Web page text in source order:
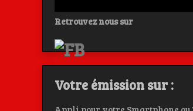
Retrouvez nous sur
Votre émission sur :